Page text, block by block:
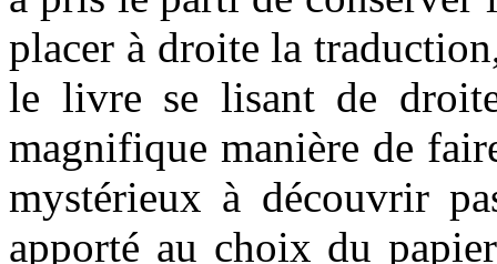
placer à droite la
le livre se lisant de
magnifique manière de
mystérieux à découvrir
apporté au choix du